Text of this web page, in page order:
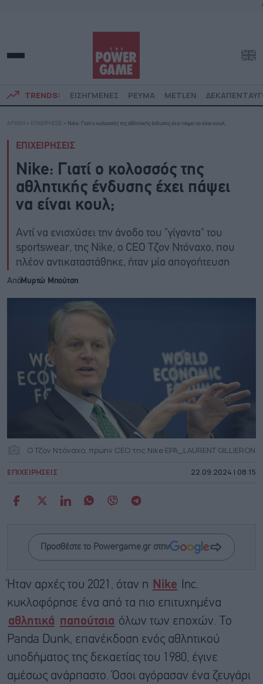
TRENDS: ΕΙΣΗΓΜΕΝΕΣ ΡΕΥΜΑ METLEN
ΑΡΧΙΚΗ » ΕΠΙΧΕΙΡΗΣΕΙΣ » Nike: Γιατί ο κολοσσός της αθλητικής ένδυσης έχει πάψει να είναι κουλ;
ΕΠΙΧΕΙΡΗΣΕΙΣ
Nike: Γιατί ο κολοσσός της
αθλητικής ένδυσης έχει πάψει
να είναι κουλ;
Αντί να ενισχύσει την άνοδο του "γίγαντα" του
sportswear, της Nike, ο CEO Τζον Ντόναχο, που
πλέον αντικαταστάθηκε, ήταν μία απογοήτευση
ΑπόΜυρτώ Μπούτση
Ο Τζον Ντόναχο, πρώην CEO της Nike EPA_LAURENT GILLIERON
ΕΠΙΧΕΙΡΗΣΕΙΣ 22.09.2024 | 08:15
Προσθέστε το Powergame.gr στην
Ήταν αρχές του 2021, όταν η Nike
Inc.
κυκλοφόρησε ένα από τα πιο επιτυχημένα
αθλητικά παπούτσια όλων των εποχών. Το
Panda Dunk, επανέκδοση ενός αθλητικού
υποδήματος της δεκαετίας του 1980, έγινε
αμέσως ανάρπαστο. Όσοι αγόρασαν ένα ζευγάρι